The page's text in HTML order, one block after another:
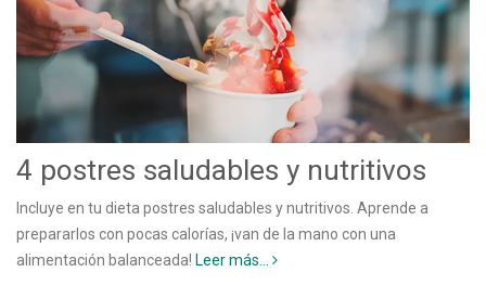
4 postres saludables y nutritivos
Incluye en tu dieta postres saludables y nutritivos. Aprende a
prepararlos con pocas calorías, ¡van de la mano con una
alimentación balanceada! Leer más...